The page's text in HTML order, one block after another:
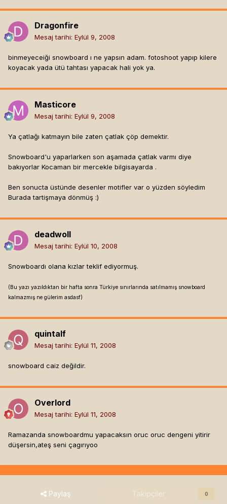
Dragonfire
Mesaj tarihi: Eylül 9, 2008
binmeyeceiği snowboard ı ne yapsın adam. fotoshoot yapıp kilere
koyacak yada ütü tahtası yapacak hali yok ya.
Masticore
Mesaj tarihi: Eylül 9, 2008
Ya çatlağı katmayın bile zaten çatlak çöp demektir.
Snowboard'u yaparlarken son aşamada çatlak varmı diye
bakıyorlar Kocaman bir mercekle bilgisayarda .
Ben sonucta üstünde desenler motifler var o yüzden söyledim
Burada tartişmaya dönmüş :)
deadwoll
Mesaj tarihi: Eylül 10, 2008
Snowboardı olana kızlar teklif ediyormuş.
(Bu yazı yazıldıktan bir hafta sonra Türkiye sınırlarında satılmamış snowboard
kalmazmış ne gülerim asdasf)
quintalf
Mesaj tarihi: Eylül 11, 2008
snowboard caiz değildir.
Overlord
Mesaj tarihi: Eylül 11, 2008
Ramazanda snowboardmu yapacaksın oruc oruc dengeni yitirir
düşersin,ateş seni çagırıyoo
Paylaş Takipçiler 0